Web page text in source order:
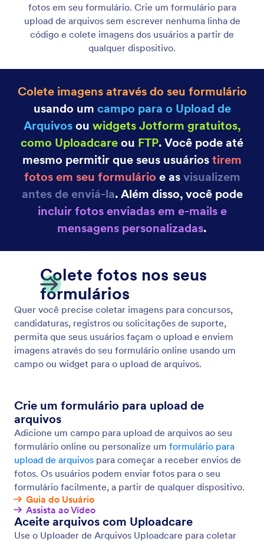
Recursos Jotform Opções Avançadas para FormuláriosCategoria
Converta Envios em Documentos em PDF
Converta envios em documentos em PDF
facilmente. Gere PDFs para um ou mais envios ao
seu formulário.
Salvar e Continuar mais Tarde
Transforme envios incompletos nos dados que você
precisa. Permita que usuários salvem suas respostas
ao seu formulário e retornem para completar seus
envios mais tarde.